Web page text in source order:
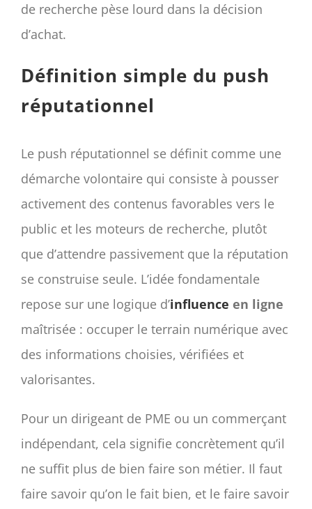
de recherche pèse lourd dans la décision
d’achat.
Définition simple du push
réputationnel
Le push réputationnel se définit comme une
démarche volontaire qui consiste à pousser
activement des contenus favorables vers le
public et les moteurs de recherche, plutôt
que d’attendre passivement que la réputation
se construise seule. L’idée fondamentale
repose sur une logique d’influence en ligne
maîtrisée : occuper le terrain numérique avec
des informations choisies, vérifiées et
valorisantes.
Pour un dirigeant de PME ou un commerçant
indépendant, cela signifie concrètement qu’il
ne suffit plus de bien faire son métier. Il faut
faire savoir qu’on le fait bien, et le faire savoir